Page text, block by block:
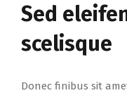
Sed
scelisque
Donec finibus sit